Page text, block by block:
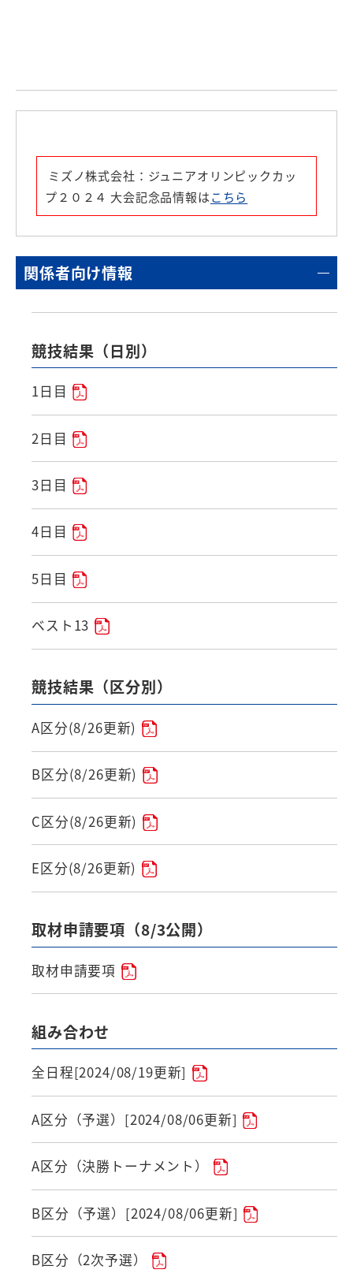
ミズノ株式会社：ジュニアオリンピックカッ
プ２０２４ 大会記念品情報はこちら
関係者向け情報
競技結果（日別）
1日目
2日目
3日目
4日目
5日目
ベスト13
競技結果（区分別）
A区分(8/26更新)
B区分(8/26更新)
C区分(8/26更新)
E区分(8/26更新)
取材申請要項（8/3公開）
取材申請要項
組み合わせ
全日程[2024/08/19更新]
A区分（予選）[2024/08/06更新]
A区分（決勝トーナメント）
B区分（予選）[2024/08/06更新]
B区分（2次予選）